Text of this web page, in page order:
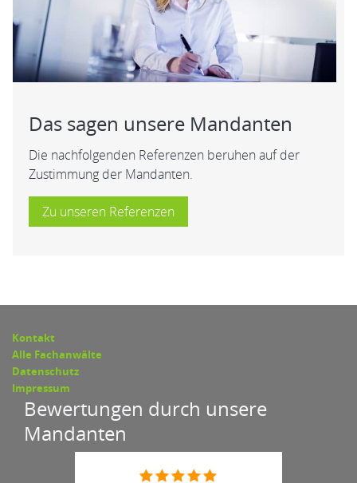
Das sagen unsere Mandanten
Die nachfolgenden Referenzen beruhen auf der
Zustimmung der Mandanten.
Zu unseren Referenzen
Kontakt
Alle Fachanwälte
Datenschutz
Impressum
Bewertungen durch unsere
Mandanten